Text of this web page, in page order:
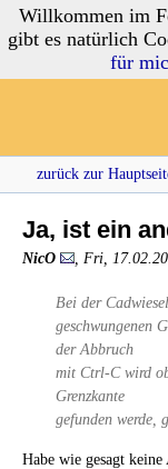
zurück zur
Ja, ist ein
NicO Fri,
Bei der
geschwungenen
der Abbruch
mit Ctrl-C wird
Grenzkante
gefunden werde,
Habe wie gesagt
Willkommen im
gibt es natürlich
für